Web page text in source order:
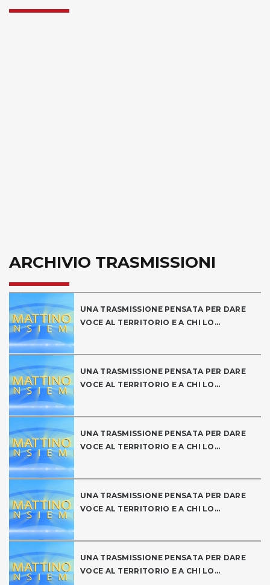
ARCHIVIO TRASMISSIONI
UNA TRASMISSIONE PENSATA PER DARE
VOCE AL TERRITORIO E A CHI LO...
UNA TRASMISSIONE PENSATA PER DARE
VOCE AL TERRITORIO E A CHI LO...
UNA TRASMISSIONE PENSATA PER DARE
VOCE AL TERRITORIO E A CHI LO...
UNA TRASMISSIONE PENSATA PER DARE
VOCE AL TERRITORIO E A CHI LO...
UNA TRASMISSIONE PENSATA PER DARE
VOCE AL TERRITORIO E A CHI LO...